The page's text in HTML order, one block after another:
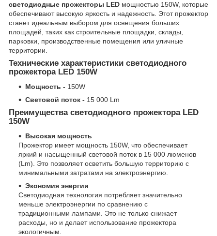
светодиодные прожекторы LED мощностью 150W, которые
обеспечивают высокую яркость и надежность. Этот прожектор
станет идеальным выбором для освещения больших
площадей, таких как строительные площадки, склады,
парковки, производственные помещения или уличные
территории.
Технические характеристики светодиодного
прожектора LED 150W
Мощность - 150W
Световой поток - 15 000 Lm
Преимущества светодиодного прожектора LED
150W
Высокая мощность
Прожектор имеет мощность 150W, что обеспечивает
яркий и насыщенный световой поток в 15 000 люменов
(Lm). Это позволяет осветить большую территорию с
минимальными затратами на электроэнергию.
Экономия энергии
Светодиодная технология потребляет значительно
меньше электроэнергии по сравнению с
традиционными лампами. Это не только снижает
расходы, но и делает использование прожектора
экологичным.